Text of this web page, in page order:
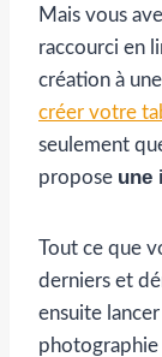
Mais vous
raccourci en
création à
créer votre
seulement
propose une
Tout ce que
derniers et
ensuite
photographie